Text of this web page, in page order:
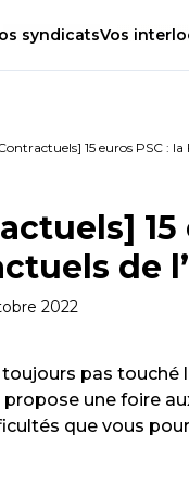
syndicatsVos
15 euros PSC :
15
de
2022
toujours pas
propose une foire
que vous